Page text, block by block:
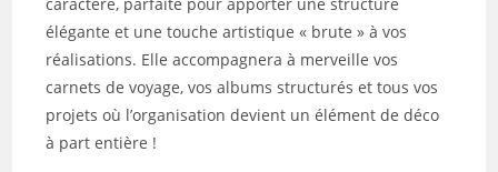
caractère, parfaite pour apporter une structure
élégante et une touche artistique « brute » à vos
réalisations. Elle accompagnera à merveille vos
carnets de voyage, vos albums structurés et tous vos
projets où l’organisation devient un élément de déco
à part entière !